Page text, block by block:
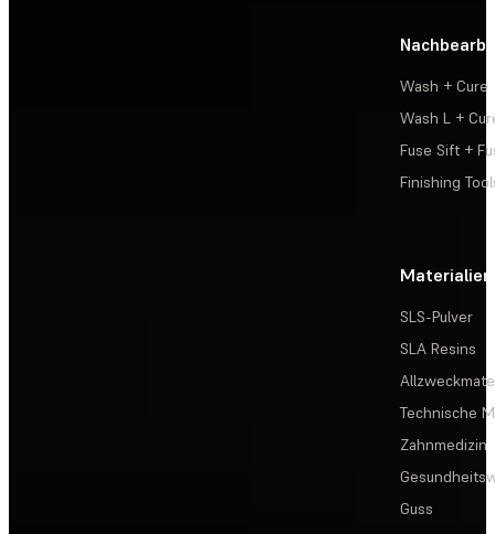
Wash + Cure
Wash L +
Fuse Sift +
Finishing
Materialien
SLS-Pulver
SLA Resins
Technische
Zahnmedizin
Guss